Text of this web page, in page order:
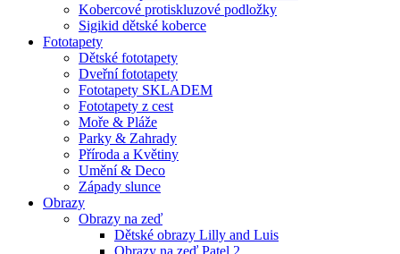
Kobercové protiskluzové podložky
Sigikid dětské koberce
Fototapety
Dětské fototapety
Dveřní fototapety
Fototapety SKLADEM
Fototapety z cest
Moře & Pláže
Parky & Zahrady
Příroda a Květiny
Umění & Deco
Západy slunce
Obrazy
Obrazy na zeď
Dětské obrazy Lilly and Luis
Obrazy na zeď Patel 2